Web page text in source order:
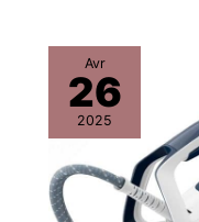
Avr
26
2025